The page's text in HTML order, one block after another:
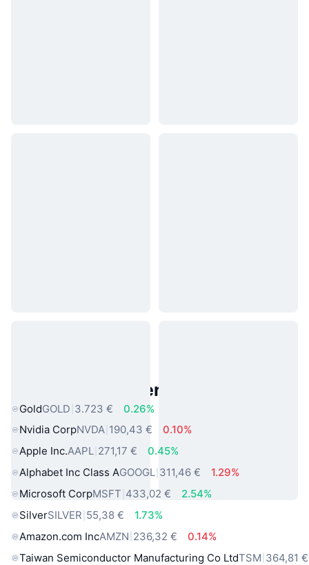
Beliebte reale Vermögenswerte
GoldGOLD 3.723 €
0.26%
Nvidia CorpNVDA 190,43 €
0.10%
Apple Inc.AAPL 271,17 €
0.45%
Alphabet Inc Class AGOOGL 311,46 €
1.29%
Microsoft CorpMSFT 433,02 €
2.54%
SilverSILVER 55,38 €
1.73%
Amazon.com IncAMZN 236,32 €
0.14%
Taiwan Semiconductor Manufacturing Co LtdTSM 364,81 €